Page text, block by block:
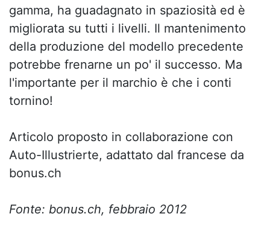
gamma, ha guadagnato in spaziosità ed è
migliorata su tutti i livelli. Il mantenimento
della produzione del modello precedente
potrebbe frenarne un po' il successo. Ma
l'importante per il marchio è che i conti
tornino!
Articolo proposto in collaborazione con
Auto-Illustrierte, adattato dal francese da
bonus.ch
Fonte: bonus.ch, febbraio 2012